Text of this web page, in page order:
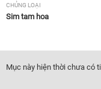
CHỦNG LOẠI
Sim tam hoa
Tất cả
Mục này hiện thời chưa có